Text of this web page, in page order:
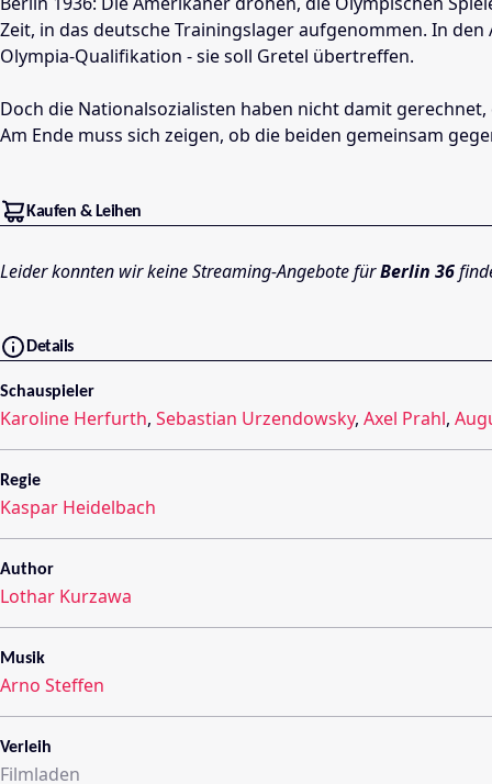
Zeit, in das deutsche Trainingslager aufgenommen. In
Olympia-Qualifikation - sie soll Gretel übertreffen.
Doch die Nationalsozialisten haben nicht damit
Am Ende muss sich zeigen, ob die beiden gemeinsam
Kaufen & Leihen
Leider konnten wir keine Streaming-Angebote fürBerlin 36
Details
Schauspieler
Karoline Herfurth, Sebastian Urzendowsky, Axel Prahl,
Regie
Kaspar Heidelbach
Author
Lothar Kurzawa
Musik
Arno Steffen
Verleih
Filmladen